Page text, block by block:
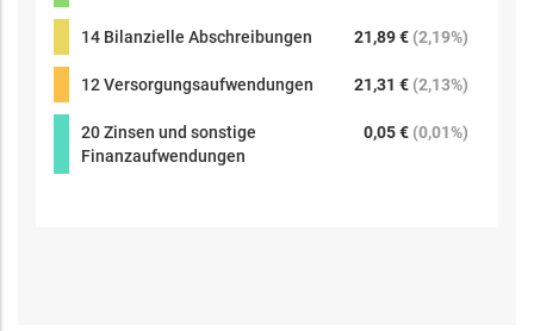
14 Bilanzielle Abschreibungen 21,89 € (2,19%)
12 Versorgungsaufwendungen 21,31 € (2,13%)
20 Zinsen und sonstige
Finanzaufwendungen
0,05 € (0,01%)